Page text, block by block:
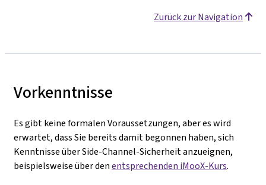
Zurück zur Navigation
Vorkenntnisse
Es gibt keine formalen Voraussetzungen, aber es wird
erwartet, dass Sie bereits damit begonnen haben, sich
Kenntnisse über Side-Channel-Sicherheit anzueignen,
beispielsweise über denentsprechenden iMooX-Kurs.